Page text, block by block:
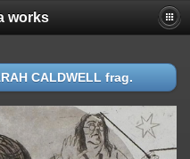
works
CALDWELL frag.